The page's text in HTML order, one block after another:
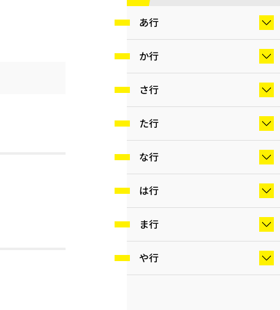
あ行
か行
さ行
た行
な行
は行
ま行
や行